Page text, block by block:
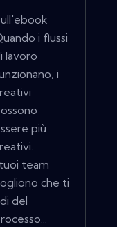
i flussi
lavoro
i
più
team
che ti
del